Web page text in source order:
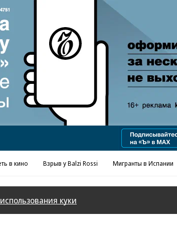
Реклама в «Ъ» www.kommersant.ru/ad
в кино Взрыв у Balzi Rossi Мигранты в Испании
куки